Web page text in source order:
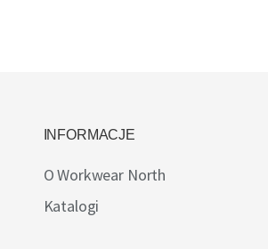
INFORMACJE
O Workwear North
Katalogi